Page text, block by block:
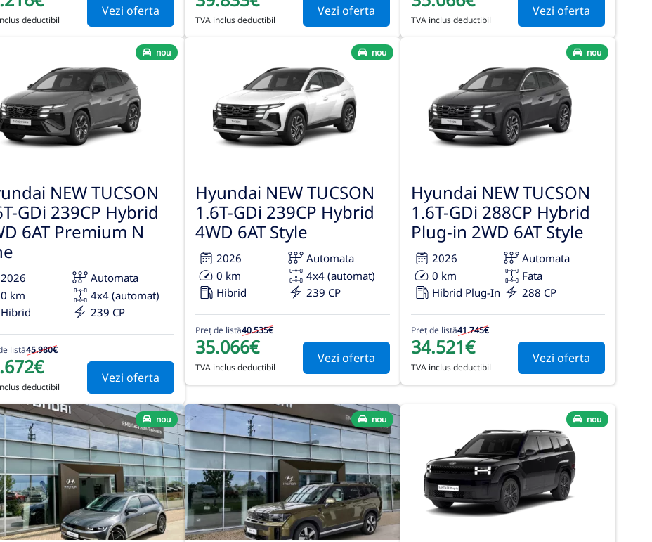
deductibil
Vezi oferta
TVA inclus deductibil
Vezi oferta
TVA inclus deductibil
Vezi oferta
nou
NEW TUCSON
GDi 239CP Hybrid
6AT Premium N
2026
Automata
0 km
4x4 (automat)
Hibrid
239 CP
listă45.980€
deductibil
Vezi oferta
nou
Hyundai NEW TUCSON
1.6T-GDi 239CP Hybrid
4WD 6AT Style
2026
Automata
0 km
4x4 (automat)
Hibrid
239 CP
Preț de listă40.535€
35.066€
TVA inclus deductibil
Vezi oferta
nou
Hyundai NEW TUCSON
1.6T-GDi 288CP Hybrid
Plug-in 2WD 6AT Style
2026
Automata
0 km
Fata
Hibrid Plug-In
288 CP
Preț de listă41.745€
34.521€
TVA inclus deductibil
Vezi oferta
nou nou nou